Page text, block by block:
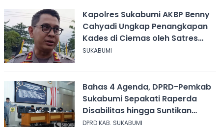
Kapolres Sukabumi AKBP Benny
Cahyadi Ungkap Penangkapan
Kades di Ciemas oleh Satres
Narkoba
SUKABUMI
Bahas 4 Agenda, DPRD-Pemkab
Sukabumi Sepakati Raperda
Disabilitas hingga Suntikan
Modal Perum Pesona Wisata
DPRD KAB. SUKABUMI